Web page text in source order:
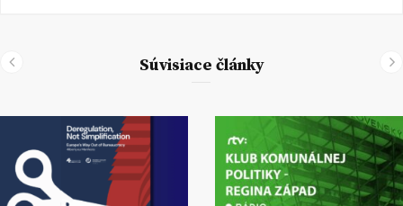
Súvisiace články